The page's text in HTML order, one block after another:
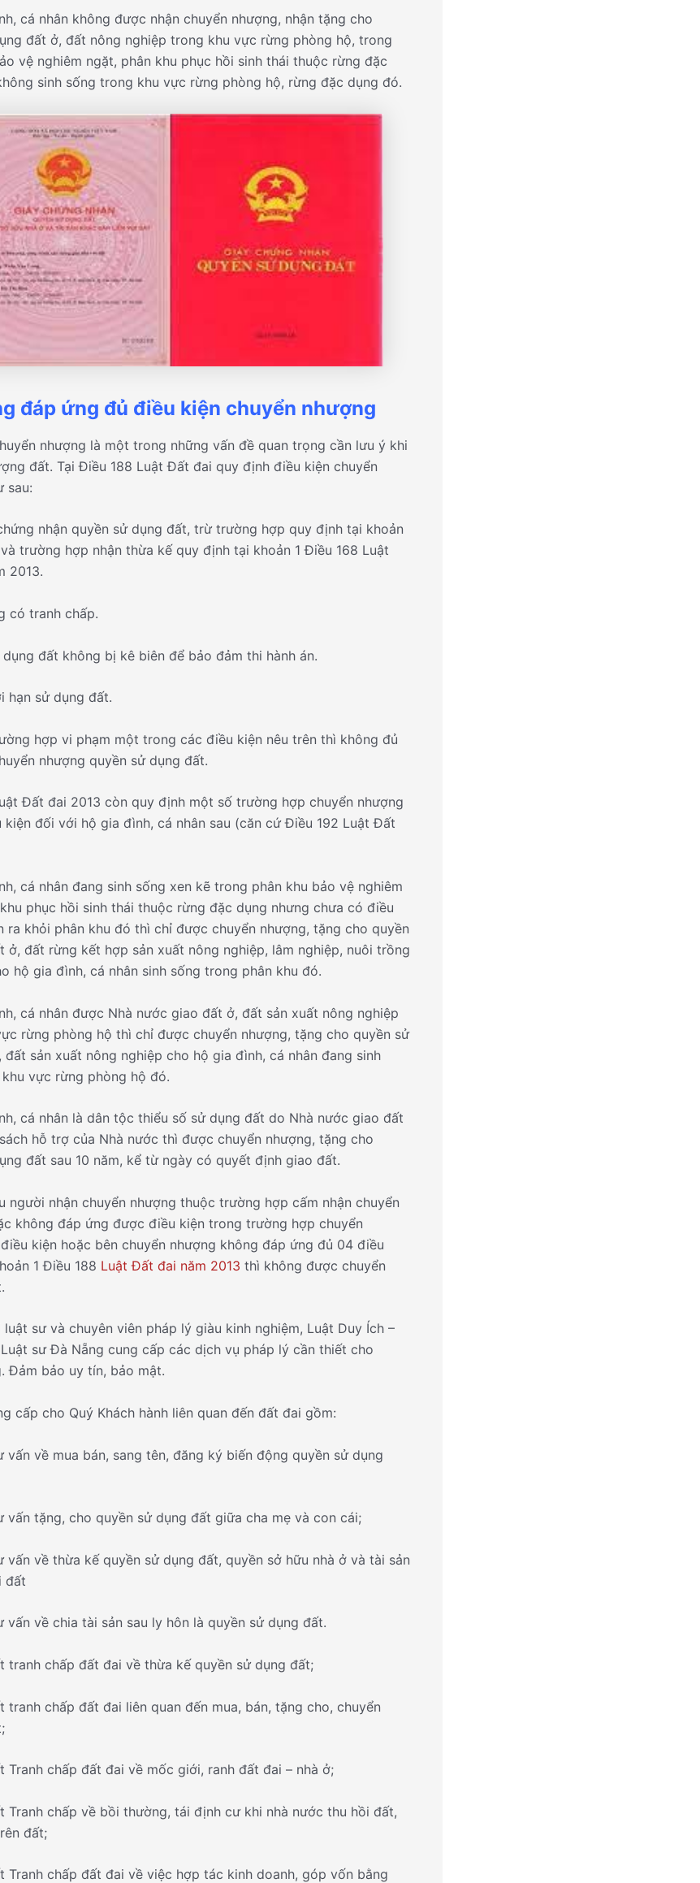
cá nhân không được nhận chuyển nhượng, nhận tặng cho
đất ở, đất nông nghiệp trong khu vực rừng phòng hộ, trong
vệ nghiêm ngặt, phân khu phục hồi sinh thái thuộc rừng đặc
sinh sống trong khu vực rừng phòng hộ, rừng đặc dụng đó.
đáp ứng đủ điều kiện chuyển nhượng
nhượng là một trong những vấn đề quan trọng cần lưu ý khi
đất. Tại Điều 188 Luật Đất đai quy định điều kiện chuyển
sau:
nhận quyền sử dụng đất, trừ trường hợp quy định tại khoản
trường hợp nhận thừa kế quy định tại khoản 1 Điều 168 Luật
2013.
có tranh chấp.
dụng đất không bị kê biên để bảo đảm thi hành án.
hạn sử dụng đất.
hợp vi phạm một trong các điều kiện nêu trên thì không đủ
nhượng quyền sử dụng đất.
Đất đai 2013 còn quy định một số trường hợp chuyển nhượng
đối với hộ gia đình, cá nhân sau (căn cứ Điều 192 Luật Đất
cá nhân đang sinh sống xen kẽ trong phân khu bảo vệ nghiêm
phục hồi sinh thái thuộc rừng đặc dụng nhưng chưa có điều
ra khỏi phân khu đó thì chỉ được chuyển nhượng, tặng cho quyền
ở, đất rừng kết hợp sản xuất nông nghiệp, lâm nghiệp, nuôi trồng
hộ gia đình, cá nhân sinh sống trong phân khu đó.
cá nhân được Nhà nước giao đất ở, đất sản xuất nông nghiệp
rừng phòng hộ thì chỉ được chuyển nhượng, tặng cho quyền sử
đất sản xuất nông nghiệp cho hộ gia đình, cá nhân đang sinh
vực rừng phòng hộ đó.
cá nhân là dân tộc thiểu số sử dụng đất do Nhà nước giao đất
hỗ trợ của Nhà nước thì được chuyển nhượng, tặng cho
đất sau 10 năm, kể từ ngày có quyết định giao đất.
người nhận chuyển nhượng thuộc trường hợp cấm nhận chuyển
không đáp ứng được điều kiện trong trường hợp chuyển
kiện hoặc bên chuyển nhượng không đáp ứng đủ 04 điều
1 Điều 188 Luật Đất đai năm 2013 thì không được chuyển
sư và chuyên viên pháp lý giàu kinh nghiệm, Luật Duy Ích –
sư Đà Nẵng cung cấp các dịch vụ pháp lý cần thiết cho
Đảm bảo uy tín, bảo mật.
cấp cho Quý Khách hành liên quan đến đất đai gồm:
vấn về mua bán, sang tên, đăng ký biến động quyền sử dụng
vấn tặng, cho quyền sử dụng đất giữa cha mẹ và con cái;
vấn về thừa kế quyền sử dụng đất, quyền sở hữu nhà ở và tài sản
đất
vấn về chia tài sản sau ly hôn là quyền sử dụng đất.
tranh chấp đất đai về thừa kế quyền sử dụng đất;
tranh chấp đất đai liên quan đến mua, bán, tặng cho, chuyển
Tranh chấp đất đai về mốc giới, ranh đất đai – nhà ở;
Tranh chấp về bồi thường, tái định cư khi nhà nước thu hồi đất,
đất;
Tranh chấp đất đai về việc hợp tác kinh doanh, góp vốn bằng